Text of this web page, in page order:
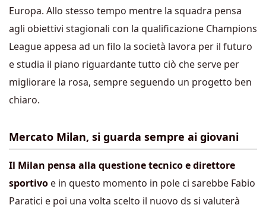
Europa. Allo stesso tempo mentre la squadra pensa
agli obiettivi stagionali con la qualificazione Champions
League appesa ad un filo la società lavora per il futuro
e studia il piano riguardante tutto ciò che serve per
migliorare la rosa, sempre seguendo un progetto ben
chiaro.
Mercato Milan, si guarda sempre ai giovani
Il Milan pensa alla questione tecnico e direttore
sportivo e in questo momento in pole ci sarebbe Fabio
Paratici e poi una volta scelto il nuovo ds si valuterà